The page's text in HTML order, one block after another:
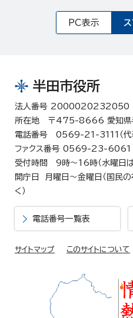
PC表示
半田市役所
法人番号 2000020232050
所在地 〒475-8666 愛知県
電話番号 0569-21-3111（代
ファクス番号 0569-23-6061
受付時間 9時～16時（水曜日
開庁日 月曜日～金曜日（国民
く）
電話番号一覧表
サイトマップ このサイトについて